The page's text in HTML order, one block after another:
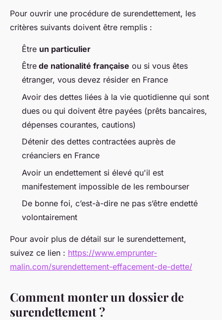
Pour ouvrir une procédure de surendettement, les
critères suivants doivent être remplis :
Être un particulier
Être de nationalité française ou si vous êtes
étranger, vous devez résider en France
Avoir des dettes liées à la vie quotidienne qui sont
dues ou qui doivent être payées (prêts bancaires,
dépenses courantes, cautions)
Détenir des dettes contractées auprès de
créanciers en France
Avoir un endettement si élevé qu'il est
manifestement impossible de les rembourser
De bonne foi, c’est-à-dire ne pas s’être endetté
volontairement
Pour avoir plus de détail sur le surendettement,
suivez ce lien : https://www.emprunter-
malin.com/surendettement-effacement-de-dette/
Comment monter un dossier de
surendettement ?